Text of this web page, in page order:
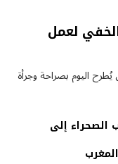
لعمل
اليوم بصراحة وجرأة
الصحراء إلى